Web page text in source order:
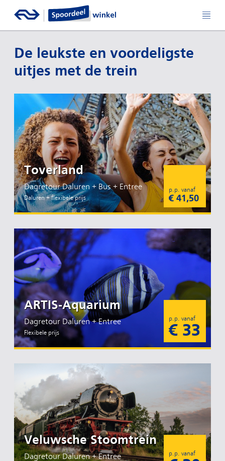
De leukste en voordeligste
uitjes met de trein
Toverland
Dagretour Daluren + Bus + Entree
Daluren + flexibele prijs
p.p. vanaf
€ 41,50
ARTIS-Aquarium
Dagretour Daluren + Entree
Flexibele prijs
p.p. vanaf
€ 33
Veluwsche Stoomtrein
Dagretour Daluren + Entree p.p. vanaf